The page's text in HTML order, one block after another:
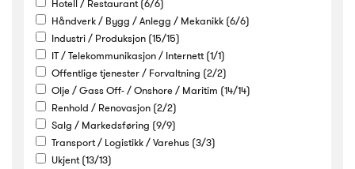
Hotell / Restaurant(6/6)
Håndverk / Bygg / Anlegg / Mekanikk (6/6)
Industri / Produksjon (15/15)
IT / Telekommunikasjon / Internett(1/1)
Offentlige tjenester / Forvaltning (2/2)
Olje / Gass Off- / Onshore / Maritim (14/14)
Renhold / Renovasjon (2/2)
Salg / Markedsføring (9/9)
Transport / Logistikk / Varehus (3/3)
Ukjent(13/13)